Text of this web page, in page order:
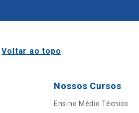
Voltar ao topo
Nossos Cursos
Ensino Médio Técnico